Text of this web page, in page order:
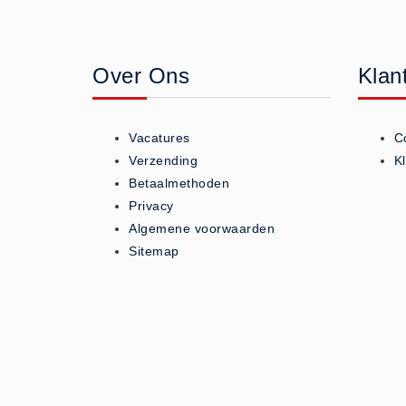
Koud - Warm kompressen (3)
Overige (1)
Teken - Beten sets (5)
Vitamines en mineralen (0)
Eerste Hulp Paneel
Eerste Hulp Paneel (0)
Over Ons
Vacatures
Verzending
Betaalmethoden
Privacy
Algemene voorwaarden
Sitemap